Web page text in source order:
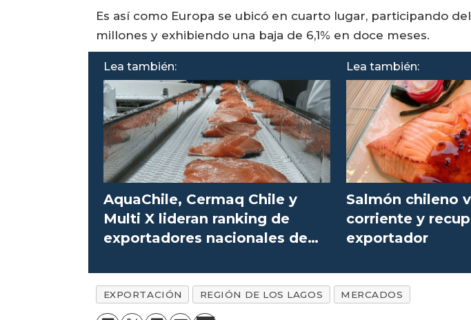
Es así como Europa se ubicó en cuarto lugar, participando
millones y exhibiendo una baja de 6,1% en doce meses.
Lea también:
AquaChile, Cermaq Chile y
Multi X lideran ranking de
exportadores nacionales de
Lea también:
Salmón chileno
corriente y
exportador
EXPORTACIÓN REGIÓN DE LOS LAGOS MERCADOS